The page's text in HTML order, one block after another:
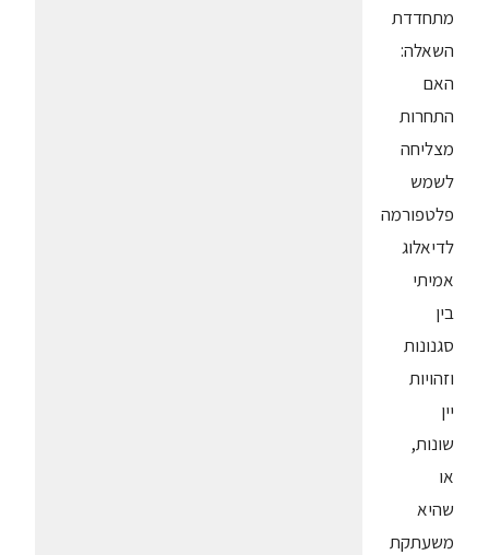
מתחדדת
השאלה:
האם
התחרות
מצליחה
לשמש
פלטפורמה
לדיאלוג
אמיתי
בין
סגנונות
וזהויות
יין
שונות,
או
שהיא
משעתקת